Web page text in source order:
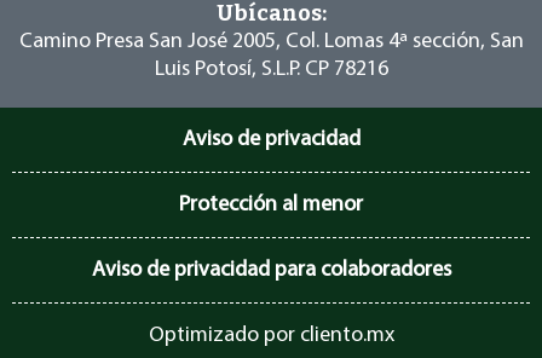
Ubícanos:
Camino Presa San José 2005, Col. Lomas 4ª sección, San
Luis Potosí, S.L.P. CP 78216
Aviso de privacidad
Protección al menor
Aviso de privacidad para colaboradores
Optimizado por cliento.mx